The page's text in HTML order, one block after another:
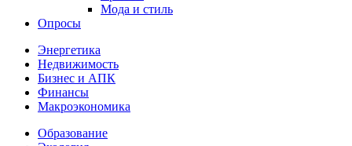
Мода и стиль
Опросы
Энергетика
Недвижимость
Бизнес и АПК
Финансы
Макроэкономика
Образование